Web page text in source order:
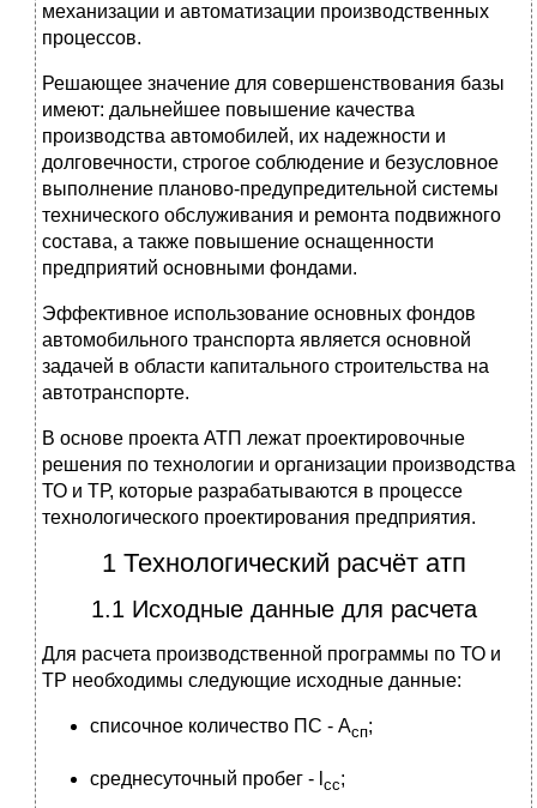
механизации и автоматизации производственных
процессов.
Решающее значение для совершенствования базы
имеют: дальнейшее повышение качества
производства автомобилей, их надежности и
долговечности, строгое соблюдение и безусловное
выполнение планово-предупредительной системы
технического обслуживания и ремонта подвижного
состава, а также повышение оснащенности
предприятий основными фондами.
Эффективное использование основных фондов
автомобильного транспорта является основной
задачей в области капитального строительства на
автотранспорте.
В основе проекта АТП лежат проектировочные
решения по технологии и организации производства
ТО и ТР, которые разрабатываются в процессе
технологического проектирования предприятия.
1 Технологический расчёт атп
1.1 Исходные данные для расчета
Для расчета производственной программы по ТО и
ТР необходимы следующие исходные данные:
списочное количество ПС - Асп;
среднесуточный пробег - l cс;